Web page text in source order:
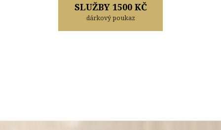
SLUŽBY 1500 KČ
dárkový poukaz